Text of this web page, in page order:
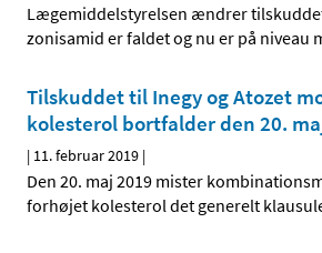
Lægemiddelstyrelsen ændrer
zonisamid er faldet og nu er på niveau
Tilskuddet til Inegy og Atozet
kolesterol bortfalder den 20.
| 11. februar 2019 |
Den 20. maj 2019 mister
forhøjet kolesterol det generelt